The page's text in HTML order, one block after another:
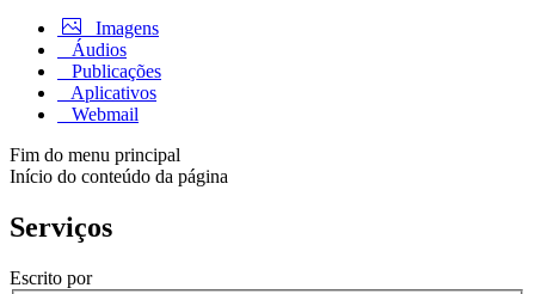
Imagens
Áudios
Publicações
Aplicativos
Webmail
Fim do menu principal
Início do conteúdo da página
Serviços
Escrito por